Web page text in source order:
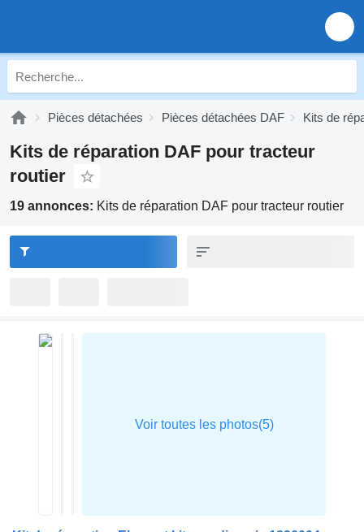
Pièces détachées Pièces détachées DAF Kits de
Kits de réparation DAF pour tracteur
routier
19 annonces: Kits de réparation DAF pour tracteur routier